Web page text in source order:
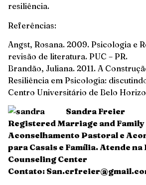
resiliência.
Referências:
Angst, Rosana. 2009. Psicologia e
revisão de literatura. PUC – PR.
Brandão, Juliana. 2011. A
Resiliência em Psicologia:
Centro Universitário de Belo
Sandra Freier
Registered Marriage and
Aconselhamento Pastoral e
para Casais e Família.Atende na
Counseling Center
Contato: